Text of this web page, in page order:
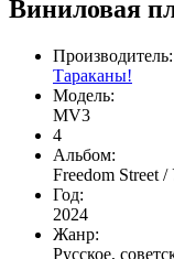
Виниловая
Производитель:
Тараканы!
Модель:
MV3
4
Альбом:
Freedom Street
Год:
2024
Жанр:
Русское,